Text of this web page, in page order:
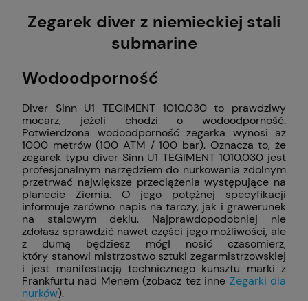
Zegarek diver z niemieckiej stali
submarine
Wodoodporność
Diver Sinn U1 TEGIMENT 1010.030 to prawdziwy
mocarz, jeżeli chodzi o wodoodporność.
Potwierdzona wodoodporność zegarka wynosi aż
1000 metrów (100 ATM / 100 bar). Oznacza to, że
zegarek typu diver Sinn U1 TEGIMENT 1010.030 jest
profesjonalnym narzędziem do nurkowania zdolnym
przetrwać największe przeciążenia występujące na
planecie Ziemia. O jego potężnej specyfikacji
informuje zarówno napis na tarczy, jak i grawerunek
na stalowym deklu. Najprawdopodobniej nie
zdołasz sprawdzić nawet części jego możliwości, ale
z dumą będziesz mógł nosić czasomierz,
który stanowi mistrzostwo sztuki zegarmistrzowskiej
i jest manifestacją technicznego kunsztu marki z
Frankfurtu nad Menem (zobacz też inne Zegarki dla
nurków).